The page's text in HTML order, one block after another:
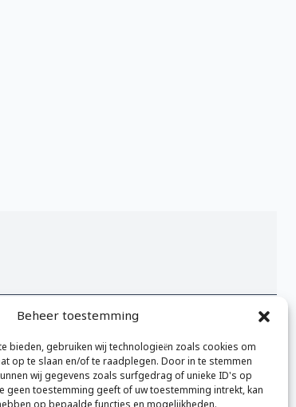
Beheer toestemming
bieden, gebruiken wij technologieën zoals cookies om
op te slaan en/of te raadplegen. Door in te stemmen
wij gegevens zoals surfgedrag of unieke ID's op
geen toestemming geeft of uw toestemming intrekt, kan
Volledige kalender bekijken